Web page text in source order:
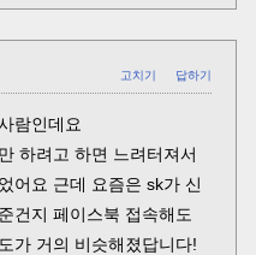
고치기 답하기
람인데요
하려고 하면 느려터져서
어요 근데 요즘은 sk가 신
건지 페이스북 접속해도
가 거의 비슷해졌답니다!